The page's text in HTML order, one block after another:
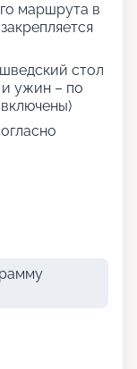
маршрута в
стол
и ужин – по